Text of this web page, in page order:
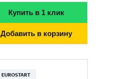
Купить в 1 клик
Добавить в корзину
EUROSTART